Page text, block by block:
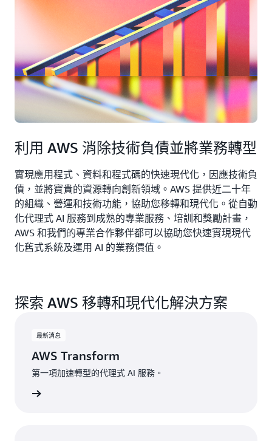
利用 AWS 消除技術負債並將業務轉型
實現應用程式、資料和程式碼的快速現代化，因應技術負
債，並將寶貴的資源轉向創新領域。AWS 提供近二十年
的組織、營運和技術功能，協助您移轉和現代化。從自動
化代理式 AI 服務到成熟的專業服務、培訓和獎勵計畫，
AWS 和我們的專業合作夥伴都可以協助您快速實現現代
化舊式系統及運用 AI 的業務價值。
探索 AWS 移轉和現代化解決方案
最新消息
AWS Transform
第一項加速轉型的代理式 AI 服務。